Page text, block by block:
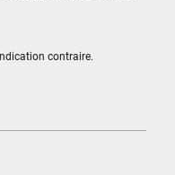
contraire.